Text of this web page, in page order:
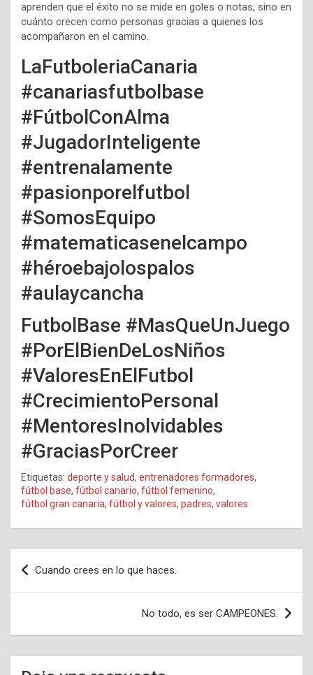
aprenden que el éxito no se mide en goles o notas, sino en
cuánto crecen como personas gracias a quienes los
acompañaron en el camino.
LaFutboleriaCanaria
#canariasfutbolbase
#FútbolConAlma
#JugadorInteligente
#entrenalamente
#pasionporelfutbol
#SomosEquipo
#matematicasenelcampo
#héroebajolospalos
#aulaycancha
FutbolBase #MasQueUnJuego
#PorElBienDeLosNiños
#ValoresEnElFutbol
#CrecimientoPersonal
#MentoresInolvidables
#GraciasPorCreer
Etiquetas: deporte y salud, entrenadores formadores,
fútbol base, fútbol canario, fútbol femenino,
fútbol gran canaria, fútbol y valores, padres, valores
Navegación
de
Cuando crees en lo que haces.
No todo, es ser CAMPEONES.